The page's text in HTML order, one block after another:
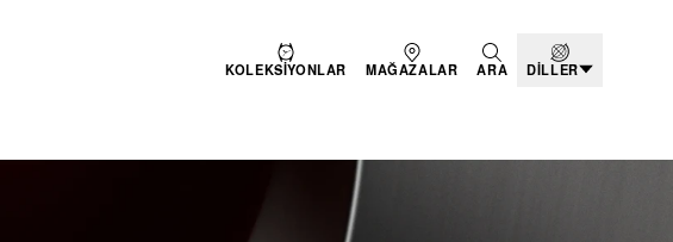
KOLEKSIYONLAR MAĞAZALAR ARA DILLER